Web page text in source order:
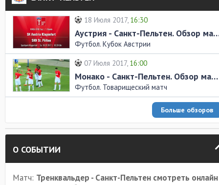
18 Июля 2017, 16:30
Аустрия - Санкт-
Футбол. Кубок Австрии
07 Июля 2017, 16:00
Монако - Санкт-Пельтен. Обзор матча
Футбол. Товарищеский матч
Больше обзоров
О СОБЫТИИ
Матч: Тренквальдер - Санкт-Пельтен смотреть онлайн